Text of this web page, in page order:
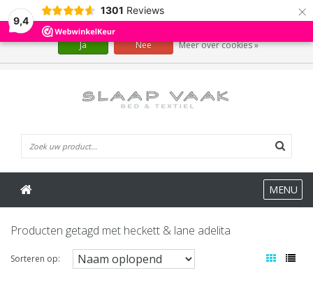
9,4
1301 Reviews ×
MENU
Producten getagd met heckett & lane adelita
Sorteren op:
Wij slaan cookies op om onze website te verbeteren. Is dat akkoord?
Ja Nee Meer over cookies »